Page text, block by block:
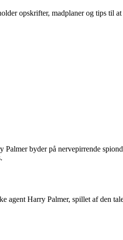
opskrifter, madplaner og tips til
byder på nervepirrende
agent Harry Palmer, spillet af den